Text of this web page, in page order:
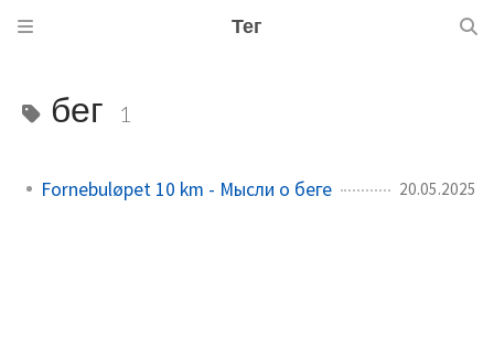
Тег
бег 1
Fornebuløpet 10 km - Мысли о беге 20.05.2025